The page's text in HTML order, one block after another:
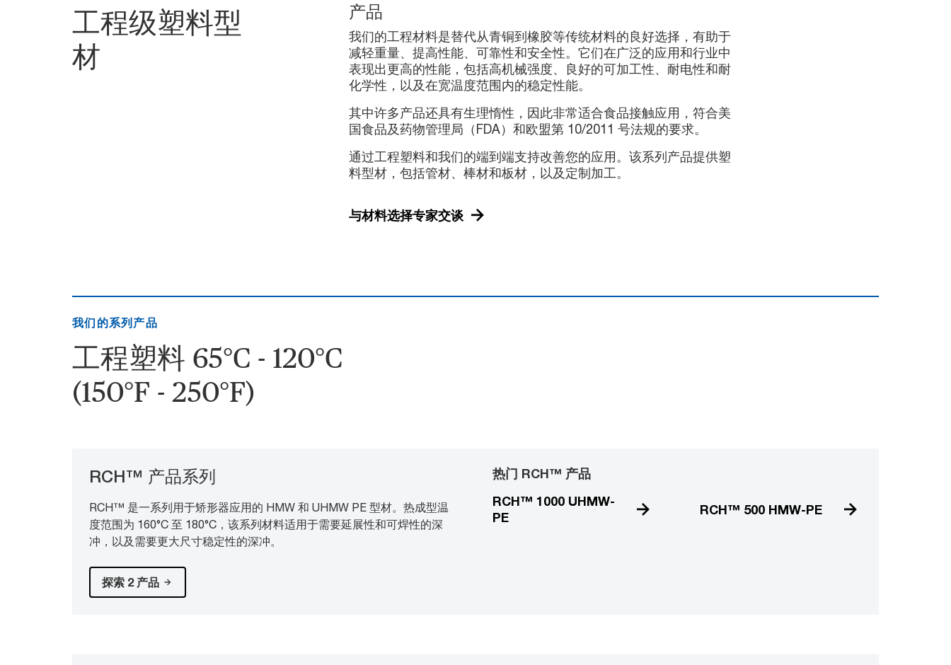
工程级塑料型
材
产品
我们的工程材料是替代从青铜到橡胶等传统材料的良好选择，有助于
减轻重量、提高性能、可靠性和安全性。它们在广泛的应用和行业中
表现出更高的性能，包括高机械强度、良好的可加工性、耐电性和耐
化学性，以及在宽温度范围内的稳定性能。
其中许多产品还具有生理惰性，因此非常适合食品接触应用，符合美
国食品及药物管理局（FDA）和欧盟第 10/2011 号法规的要求。
通过工程塑料和我们的端到端支持改善您的应用。该系列产品提供塑
料型材，包括管材、棒材和板材，以及定制加工。
与材料选择专家交谈
我们的系列产品
工程塑料 65°C - 120°C
(150°F - 250°F)
RCH™ 产品系列
RCH™ 是一系列用于矫形器应用的 HMW 和 UHMW PE 型材。热成型温
度范围为 160°C 至 180°C，该系列材料适用于需要延展性和可焊性的深
冲，以及需要更大尺寸稳定性的深冲。
探索 2 产品
热门 RCH™ 产品
RCH™ 1000 UHMW-
PE
RCH™ 500 HMW-PE